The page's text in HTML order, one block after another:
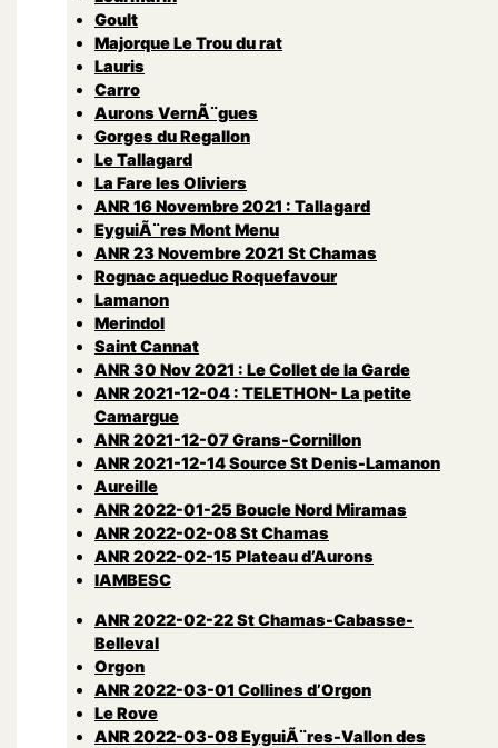
Goult
Majorque Le Trou du rat
Lauris
Carro
Aurons VernÃ¨gues
Gorges du Regallon
Le Tallagard
La Fare les Oliviers
ANR 16 Novembre 2021 : Tallagard
EyguiÃ¨res Mont Menu
ANR 23 Novembre 2021 St Chamas
Rognac aqueduc Roquefavour
Lamanon
Merindol
Saint Cannat
ANR 30 Nov 2021 : Le Collet de la Garde
ANR 2021-12-04 : TELETHON- La petite
Camargue
ANR 2021-12-07 Grans-Cornillon
ANR 2021-12-14 Source St Denis-Lamanon
Aureille
ANR 2022-01-25 Boucle Nord Miramas
ANR 2022-02-08 St Chamas
ANR 2022-02-15 Plateau d’Aurons
lAMBESC
ANR 2022-02-22 St Chamas-Cabasse-
Belleval
Orgon
ANR 2022-03-01 Collines d’Orgon
Le Rove
ANR 2022-03-08 EyguiÃ¨res-Vallon des